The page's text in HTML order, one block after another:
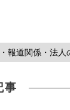
報道関係・法
事